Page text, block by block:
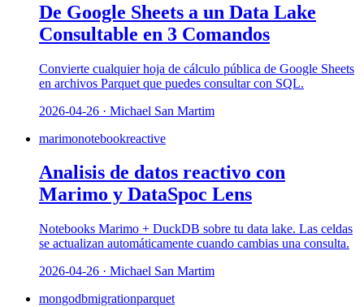
De Google Sheets a un Data Lake
Consultable en 3 Comandos
Convierte cualquier hoja de cálculo pública de Google Sheets
en archivos Parquet que puedes consultar con SQL.
2026-04-26 · Michael San Martim
marimonotebookreactive
Analisis de datos reactivo con
Marimo y DataSpoc Lens
Notebooks Marimo + DuckDB sobre tu data lake. Las celdas
se actualizan automáticamente cuando cambias una consulta.
2026-04-26 · Michael San Martim
mongodbmigrationparquet